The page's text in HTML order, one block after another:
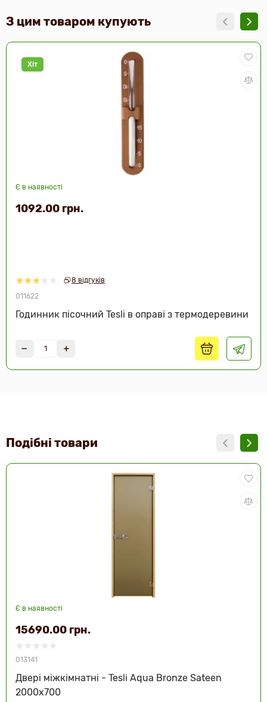
З цим товаром купують
Хіт
8 відгуків
Є в наявності
011622
Годинник пісочний Tesli в оправі з термодеревини
1092.00 грн.
Подібні товари
Є в наявності
013141
Двері міжкімнатні - Tesli Aqua Bronze Sateen
2000х700
15690.00 грн.